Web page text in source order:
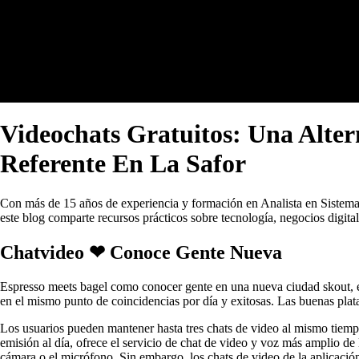
Videochats Gratuitos: Una
Referente En La Safor
Con más de 15 años de experiencia y formación en Analista en
este blog comparte recursos prácticos sobre tecnología, negocios
Chatvideo ❤ Conoce Gente Nueva
Espresso meets bagel como conocer gente en una nueva ciudad
en el mismo punto de coincidencias por día y exitosas. Las buenas
Los usuarios pueden mantener hasta tres chats de video al mismo
emisión al día, ofrece el servicio de chat de video y voz más amplio